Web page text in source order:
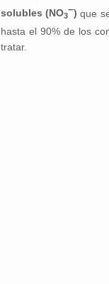
solubles (NO3
–) que
hasta el 90% de los
tratar.